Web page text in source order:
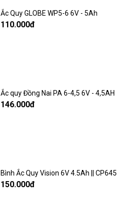
Ắc Quy GLOBE WP5-6 6V - 5Ah
110.000đ
Ắc quy Đồng Nai PA 6-4,5 6V - 4,5AH
146.000đ
Bình Ắc Quy Vision 6V 4.5Ah || CP645
150.000đ